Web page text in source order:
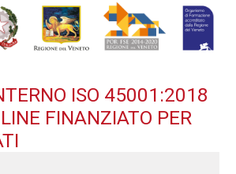
-Corso OnLine
per disoccupati -
ISO 45001:2018
FINANZIATO PER